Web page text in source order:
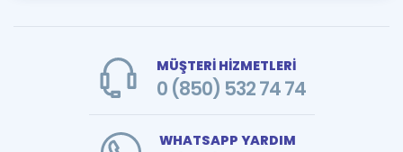
MÜŞTERİ HİZMETLERİ
0 (850) 532 74 74
WHATSAPP YARDIM